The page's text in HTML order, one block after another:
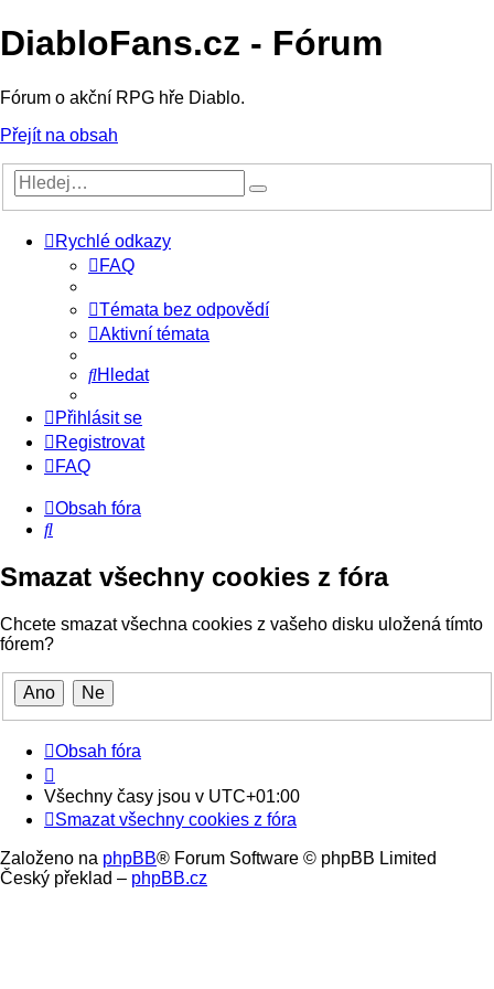
DiabloFans.cz - Fórum
Fórum o akční RPG hře Diablo.
Přejít na obsah
Rychlé odkazy
FAQ
Témata bez odpovědí
Aktivní témata
Hledat
Přihlásit se
Registrovat
FAQ
Obsah fóra
Hledat
Smazat všechny cookies z fóra
Chcete smazat všechna cookies z vašeho disku uložená tímto
fórem?
Obsah fóra
Všechny časy jsou v UTC+01:00
Smazat všechny cookies z fóra
Založeno na phpBB® Forum Software © phpBB Limited
Český překlad – phpBB.cz